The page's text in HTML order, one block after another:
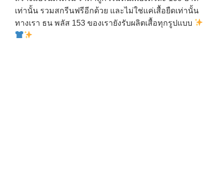
เท่านั้น รวมสกรีนฟรีอีกด้วย และไม่ใช่แค่เสื้อยืดเท่านั้น
ทางเรา ธน พลัส 153 ของเรายังรับผลิตเสื้อทุกรูปแบบ